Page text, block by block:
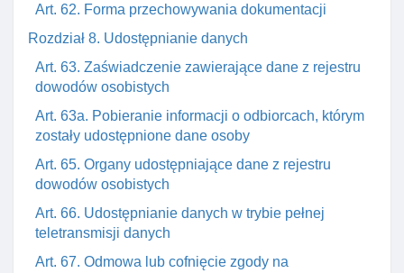
Art. 62. Forma przechowywania dokumentacji
Rozdział 8. Udostępnianie danych
Art. 63. Zaświadczenie zawierające dane z rejestru
dowodów osobistych
Art. 63a. Pobieranie informacji o odbiorcach, którym
zostały udostępnione dane osoby
Art. 65. Organy udostępniające dane z rejestru
dowodów osobistych
Art. 66. Udostępnianie danych w trybie pełnej
teletransmisji danych
Art. 67. Odmowa lub cofnięcie zgody na